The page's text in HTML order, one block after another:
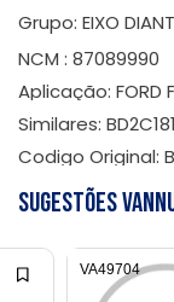
Grupo: EIXO
NCM : 87089990
Aplicação: FORD
Similares:
Codigo Original:
Sugestões
VA49704